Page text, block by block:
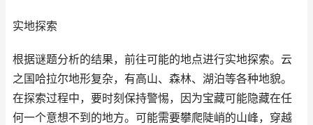
实地探索
根据谜题分析的结果，前往可能的地点进行实地探索。云
之国哈拉尔地形复杂，有高山、森林、湖泊等各种地貌。
在探索过程中，要时刻保持警惕，因为宝藏可能隐藏在任
何一个意想不到的地方。可能需要攀爬陡峭的山峰，穿越